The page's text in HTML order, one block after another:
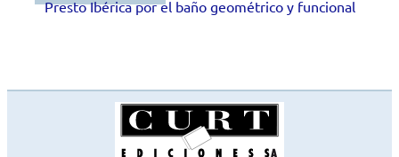
Presto Ibérica por el baño geométrico y funcional